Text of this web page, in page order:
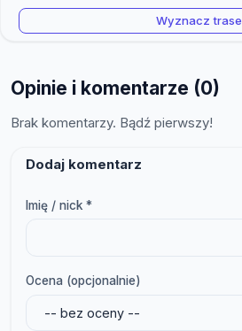
Wyznacz trase
Opinie i komentarze (0)
Brak komentarzy. Bądź pierwszy!
Dodaj komentarz
Imię / nick *
Ocena (opcjonalnie)